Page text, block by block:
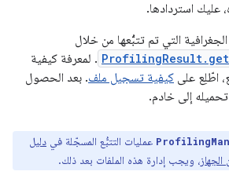
عليك استردادها.
الجغرافية التي تم تتبُّعها من خلال
. لمعرفة كيفية
اطّلِع على كيفية تسجيل ملف. بعد الحصول
إلى خادم.
عمليات التتبُّع المسجّلة في دليل
، ويجب إدارة هذه الملفات بعد ذلك.